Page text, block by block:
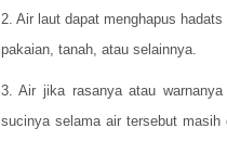
2. Air laut dapat menghapus
pakaian, tanah, atau selainnya.
3. Air jika rasanya atau
sucinya selama air tersebut